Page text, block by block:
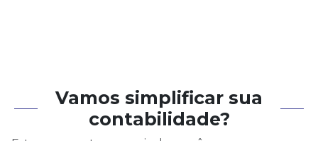
Vamos simplificar sua
contabilidade?